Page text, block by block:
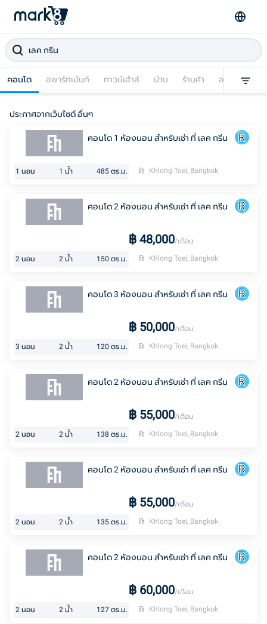
คอนโด อพาร์ทเม้นท์ ทาวน์เฮ้าส์ บ้าน ร้านค้า อาคารพาณิช
ประกาศจากเว็บไซต์ อื่นๆ
คอนโด 1 ห้องนอน สำหรับเช่า ที่ เลค กรีน
1 นอน 1 น้ำ 485 ตร.ม. Khlong Toei, Bangkok
คอนโด 2 ห้องนอน สำหรับเช่า ที่ เลค กรีน
฿ 48,000/เดือน
2 นอน 2 น้ำ 150 ตร.ม. Khlong Toei, Bangkok
คอนโด 3 ห้องนอน สำหรับเช่า ที่ เลค กรีน
฿ 50,000/เดือน
3 นอน 2 น้ำ 120 ตร.ม. Khlong Toei, Bangkok
คอนโด 2 ห้องนอน สำหรับเช่า ที่ เลค กรีน
฿ 55,000/เดือน
2 นอน 2 น้ำ 138 ตร.ม. Khlong Toei, Bangkok
คอนโด 2 ห้องนอน สำหรับเช่า ที่ เลค กรีน
฿ 55,000/เดือน
2 นอน 2 น้ำ 135 ตร.ม. Khlong Toei, Bangkok
คอนโด 2 ห้องนอน สำหรับเช่า ที่ เลค กรีน
฿ 60,000/เดือน
2 นอน 2 น้ำ 127 ตร.ม. Khlong Toei, Bangkok